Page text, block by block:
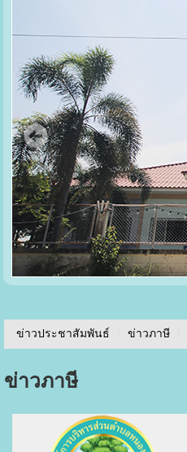
ข่าวประชาสัมพันธ์ / ข่าวภาษี /
ข่าวภาษี